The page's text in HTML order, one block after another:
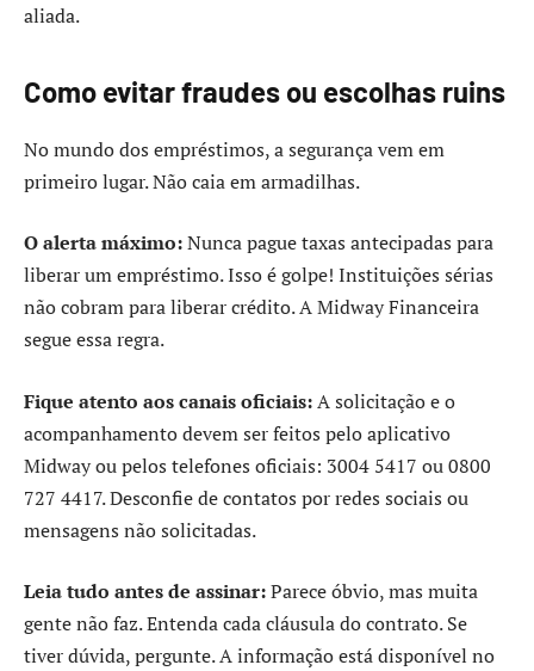
aliada.
Como evitar fraudes ou escolhas ruins
No mundo dos empréstimos, a segurança vem em
primeiro lugar. Não caia em armadilhas.
O alerta máximo:Nunca pague taxas antecipadas para
liberar um empréstimo. Isso é golpe! Instituições sérias
não cobram para liberar crédito. A Midway Financeira
segue essa regra.
Fique atento aos canais oficiais:A solicitação e o
acompanhamento devem ser feitos pelo aplicativo
Midway ou pelos telefones oficiais: 3004 5417 ou 0800
727 4417. Desconfie de contatos por redes sociais ou
mensagens não solicitadas.
Leia tudo antes de assinar:Parece óbvio, mas muita
gente não faz. Entenda cada cláusula do contrato. Se
tiver dúvida, pergunte. A informação está disponível no